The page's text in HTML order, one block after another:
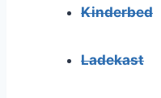
Kinderbed
Ladekast